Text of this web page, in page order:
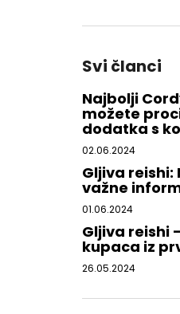
Svi članci
Najbolji
možete
dodatka s
02.06.2024
Gljiva reishi:
važne
01.06.2024
Gljiva reishi
kupaca iz
26.05.2024